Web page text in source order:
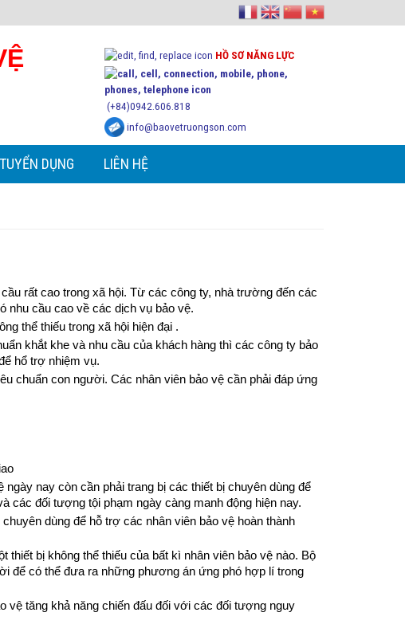
HỒ SƠ NĂNG LỰC
(+84)0942.606.818
info@baovetruongson.com
TUYỂN DỤNG LIÊN HỆ
rất cao trong xã hội. Từ các công ty, nhà trường đến các
nhu cầu cao về các dịch vụ bảo vệ.
thể thiếu trong xã hội hiện đại .
khắt khe và nhu cầu của khách hàng thì các công ty bảo
hổ trợ nhiệm vụ.
chuẩn con người. Các nhân viên bảo vệ cần phải đáp ứng
ngày nay còn cần phải trang bị các thiết bị chuyên dùng để
các đối tượng tội phạm ngày càng manh động hiện nay.
dùng để hỗ trợ các nhân viên bảo vệ hoàn thành
bị không thể thiếu của bất kì nhân viên bảo vệ nào. Bộ
để có thể đưa ra những phương án ứng phó hợp lí trong
vệ tăng khả năng chiến đấu đối với các đối tượng nguy